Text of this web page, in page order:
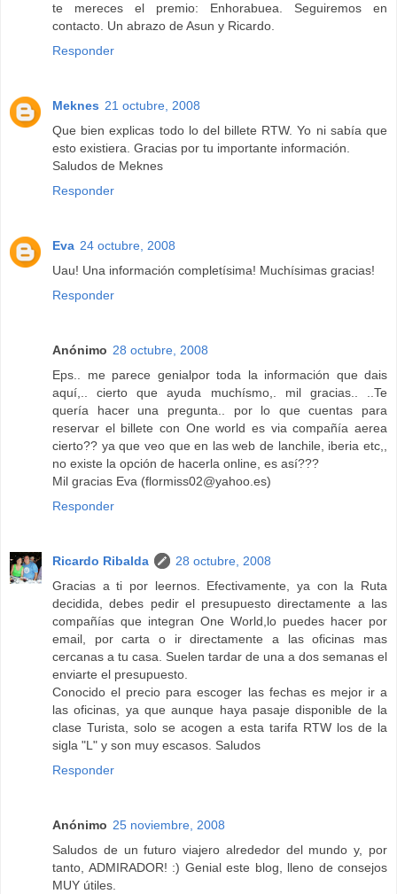
te mereces el premio: Enhorabuea. Seguiremos en
contacto. Un abrazo de Asun y Ricardo.
Responder
Meknes 21 octubre, 2008
Que bien explicas todo lo del billete RTW. Yo ni sabía que
esto existiera. Gracias por tu importante información.
Saludos de Meknes
Responder
Eva 24 octubre, 2008
Uau! Una información completísima! Muchísimas gracias!
Responder
Anónimo 28 octubre, 2008
Eps.. me parece genialpor toda la información que dais
aquí,.. cierto que ayuda muchísmo,. mil gracias.. ..Te
quería hacer una pregunta.. por lo que cuentas para
reservar el billete con One world es via compañía aerea
cierto?? ya que veo que en las web de lanchile, iberia etc,,
no existe la opción de hacerla online, es así???
Mil gracias Eva (flormiss02@yahoo.es)
Responder
Ricardo Ribalda
28 octubre, 2008
Gracias a ti por leernos. Efectivamente, ya con la Ruta
decidida, debes pedir el presupuesto directamente a las
compañías que integran One World,lo puedes hacer por
email, por carta o ir directamente a las oficinas mas
cercanas a tu casa. Suelen tardar de una a dos semanas el
enviarte el presupuesto.
Conocido el precio para escoger las fechas es mejor ir a
las oficinas, ya que aunque haya pasaje disponible de la
clase Turista, solo se acogen a esta tarifa RTW los de la
sigla "L" y son muy escasos. Saludos
Responder
Anónimo 25 noviembre, 2008
Saludos de un futuro viajero alrededor del mundo y, por
tanto, ADMIRADOR! :) Genial este blog, lleno de consejos
MUY útiles.